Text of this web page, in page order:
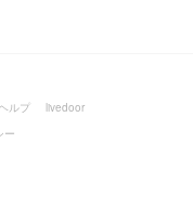
ルプ
livedoor
ー